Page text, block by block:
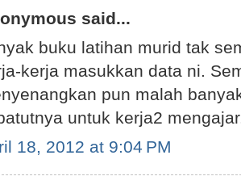
said...
buku latihan murid tak
kerja masukkan data ni.
pun malah
untuk kerja2
18, 2012 at 9:04 PM